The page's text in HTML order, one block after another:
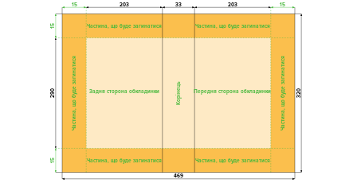
469
320
15
290
15
Частина, що буде загинатися Частина, що буде загинатися
15 15
203 33
Корінець
Частина, що буде загинатися
Частина, що буде загинатися
Задня сторона обкладинки
203
Частина, що буде загинатися
Частина, що буде загинатися
Передня сторона обкладинки